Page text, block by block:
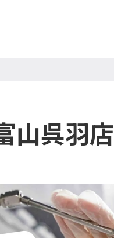
山呉羽店